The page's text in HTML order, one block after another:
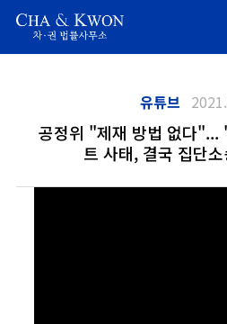
유튜브
공정위 "제재 방법 없다"...
트 사태, 결국 집단